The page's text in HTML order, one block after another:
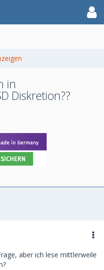
in
Diskretion??
aber ich lese mittlerweile